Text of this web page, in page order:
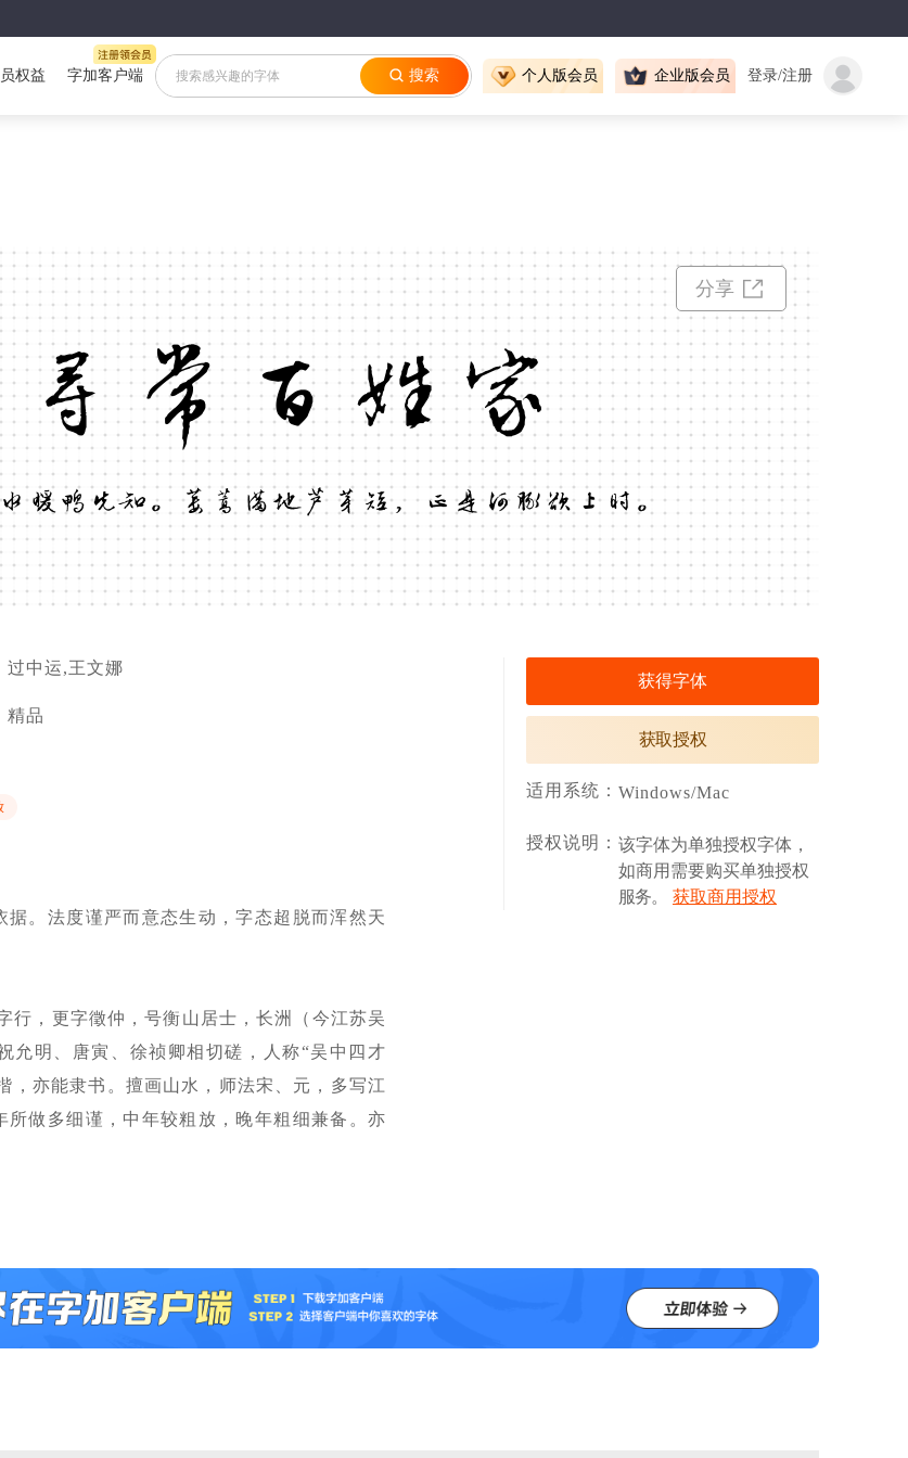
权益 字加客户端 登录/注册
企业版会员
个人版会员
搜索
常百姓家
暖鸭先知。蒌蒿满地芦芽短，正是河豚欲上时。
分享
过中运,王文娜
精品
。法度谨严而意态生动，字态超脱而浑然天
行，更字徵仲，号衡山居士，长洲（今江苏吴
允明、唐寅、徐祯卿相切磋，人称“吴中四才
，亦能隶书。擅画山水，师法宋、元，多写江
做多细谨，中年较粗放，晚年粗细兼备。亦
获得字体
获取授权
适用系统： Windows/Mac
授权说明： 该字体为单独授权字体，
如商用需要购买单独授权
服务。
获取商用授权